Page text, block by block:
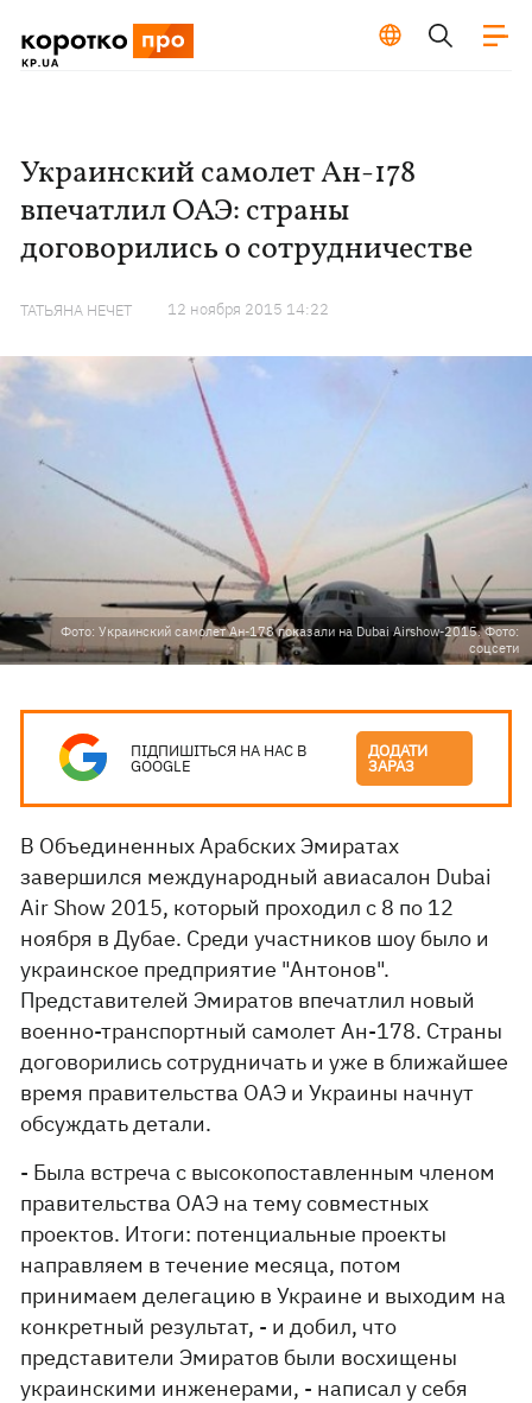
Украинский самолет Ан-178
впечатлил ОАЭ: страны
договорились о сотрудничестве
ТАТЬЯНА НЕЧЕТ 12 ноября 2015 14:22
Фото: Украинский самолет Ан-178 показали на Dubai Airshow-2015. Фото:
соцсети
ПІДПИШІТЬСЯ НА НАС В
GOOGLE
ДОДАТИ
ЗАРАЗ
В Объединенных Арабских Эмиратах
завершился международный авиасалон Dubai
Air Show 2015, который проходил с 8 по 12
ноября в Дубае. Среди участников шоу было и
украинское предприятие "Антонов".
Представителей Эмиратов впечатлил новый
военно-транспортный самолет Ан-178. Страны
договорились сотрудничать и уже в ближайшее
время правительства ОАЭ и Украины начнут
обсуждать детали.
- Была встреча с высокопоставленным членом
правительства ОАЭ на тему совместных
проектов. Итоги: потенциальные проекты
направляем в течение месяца, потом
принимаем делегацию в Украине и выходим на
конкретный результат, - и добил, что
представители Эмиратов были восхищены
украинскими инженерами, - написал у себя